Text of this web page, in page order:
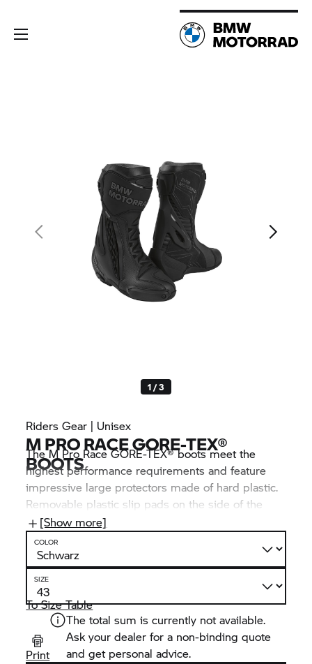
1 / 3
Riders Gear | Unisex
M PRO RACE GORE-TEX®
BOOTS
The M Pro Race GORE-TEX® boots meet the
highest performance requirements and feature
impressive large protectors made of hard plastic.
Removable plastic slip pads on the side of the
heel and tip of the shoe prevent injuries and
ensure durability.
[Show more]
COLOR
SIZE
To Size Table
Print
The total sum is currently not available.
Ask your dealer for a non-binding quote
and get personal advice.